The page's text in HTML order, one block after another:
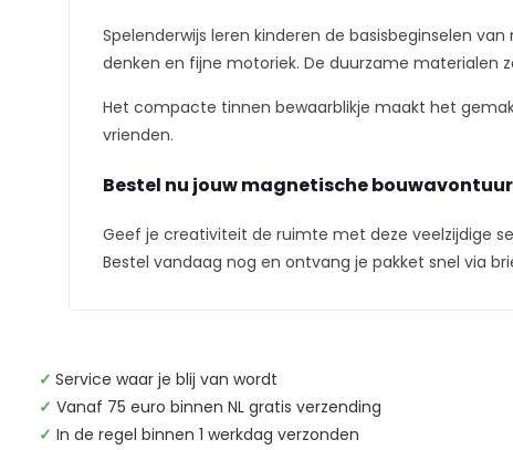
Spelenderwijs leren kinderen de basisbeginselen
denken en fijne motoriek. De duurzame materialen
Het compacte tinnen bewaarblikje maakt het
vrienden.
Bestel nu jouw magnetische
Geef je creativiteit de ruimte met deze veelzijdige
Bestel vandaag nog en ontvang je pakket snel via
✓ Service waar je blij van wordt
✓ Vanaf 75 euro binnen NL gratis verzending
✓ In de regel binnen 1 werkdag verzonden